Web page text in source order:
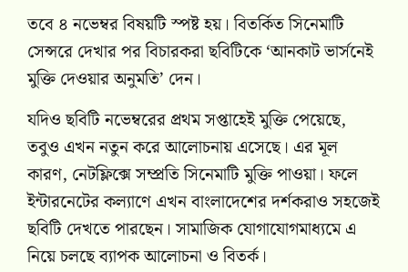
তবে ৪ নভেম্বর বিষয়টি স্পষ্ট হয়। বিতর্কিত সিনেমাটি
সেন্সরে দেখার পর বিচারকরা ছবিটিকে ‘আনকাট ভার্সনেই
মুক্তি দেওয়ার অনুমতি’ দেন।
যদিও ছবিটি নভেম্বরের প্রথম সপ্তাহেই মুক্তি পেয়েছে,
তবুও এখন নতুন করে আলোচনায় এসেছে। এর মূল
কারণ, নেটফ্লিক্সে সম্প্রতি সিনেমাটি মুক্তি পাওয়া। ফলে
ইন্টারনেটের কল্যাণে এখন বাংলাদেশের দর্শকরাও সহজেই
ছবিটি দেখতে পারছেন। সামাজিক যোগাযোগমাধ্যমে এ
নিয়ে চলছে ব্যাপক আলোচনা ও বিতর্ক।